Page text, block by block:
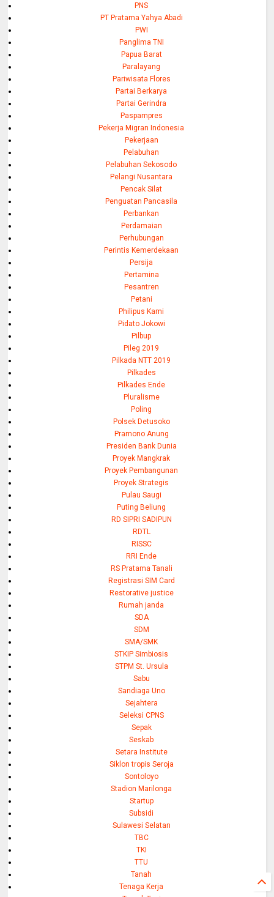
PNS
PT Pratama Yahya Abadi
PWI
Panglima TNI
Papua Barat
Paralayang
Pariwisata Flores
Partai Berkarya
Partai Gerindra
Paspampres
Pekerja Migran Indonesia
Pekerjaan
Pelabuhan
Pelabuhan Sekosodo
Pelangi Nusantara
Pencak Silat
Penguatan Pancasila
Perbankan
Perdamaian
Perhubungan
Perintis Kemerdekaan
Persija
Pertamina
Pesantren
Petani
Philipus Kami
Pidato Jokowi
Pilbup
Pileg 2019
Pilkada NTT 2019
Pilkades
Pilkades Ende
Pluralisme
Poling
Polsek Detusoko
Pramono Anung
Presiden Bank Dunia
Proyek Mangkrak
Proyek Pembangunan
Proyek Strategis
Pulau Saugi
Puting Beliung
RD SIPRI SADIPUN
RDTL
RISSC
RRI Ende
RS Pratama Tanali
Registrasi SIM Card
Restorative justice
Rumah janda
SDA
SDM
SMA/SMK
STKIP Simbiosis
STPM St. Ursula
Sabu
Sandiaga Uno
Sejahtera
Seleksi CPNS
Sepak
Seskab
Setara Institute
Siklon tropis Seroja
Sontoloyo
Stadion Marilonga
Startup
Subsidi
Sulawesi Selatan
TBC
TKI
TTU
Tanah
Tenaga Kerja